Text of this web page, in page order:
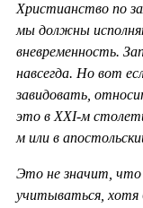
Христианство по
мы должны
вневременность.
навсегда. Но вот
завидовать,
это в ХХI-м
м или в
Это не значит, что
учитываться,